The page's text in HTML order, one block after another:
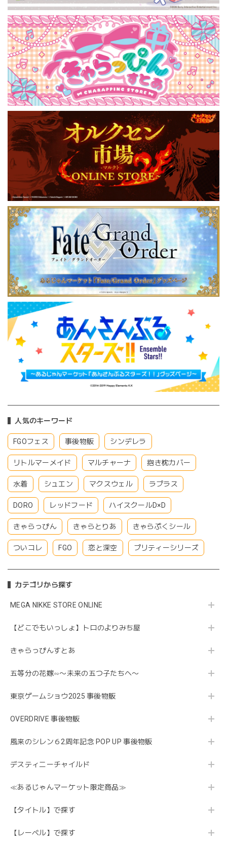
人気のキーワード
FGOフェス 事後物販 シンデレラ
リトルマーメイド マルチャーナ 抱き枕カバー
水着 シュエン マクスウェル ラプラス
DORO レッドフード ハイスクールD×D
きゃらっぴん きゃらとりあ きゃらぷくシール
ついコレ FGO 恋と深空 プリティーシリーズ
カテゴリから探す
MEGA NIKKE STORE ONLINE
【どこでもいっしょ】トロのよりみち屋
きゃらっぴんすとあ
五等分の花嫁∽〜未来の五つ子たちへ〜
東京ゲームショウ2025 事後物販
OVERDRIVE 事後物販
風来のシレン６2周年記念 POP UP 事後物販
デスティニーチャイルド
≪あるじゃんマーケット限定商品≫
【タイトル】で探す
【レーベル】で探す